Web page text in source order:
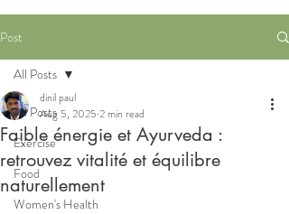
Post
All Posts
Exercise
Food
Women's Health
All Posts
Faible énergie et Ayurveda :
retrouvez vitalité et équilibre
naturellement
dinil paul
Aug 5, 2025 2 min read